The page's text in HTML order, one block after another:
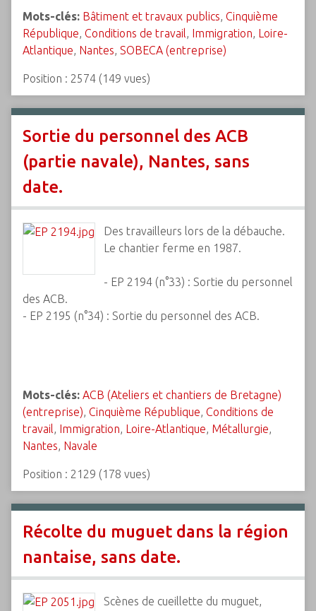
Mots-clés: Bâtiment et travaux publics, Cinquième
République, Conditions de travail, Immigration, Loire-
Atlantique, Nantes, SOBECA (entreprise)
Position : 2574 (149 vues)
Sortie du personnel des ACB
(partie navale), Nantes, sans
date.
Des travailleurs lors de la débauche.
Le chantier ferme en 1987.
- EP 2194 (n°33) : Sortie du personnel
des ACB.
- EP 2195 (n°34) : Sortie du personnel des ACB.
Mots-clés: ACB (Ateliers et chantiers de Bretagne)
(entreprise), Cinquième République, Conditions de
travail, Immigration, Loire-Atlantique, Métallurgie,
Nantes, Navale
Position : 2129 (178 vues)
Récolte du muguet dans la région
nantaise, sans date.
Scènes de cueillette du muguet,